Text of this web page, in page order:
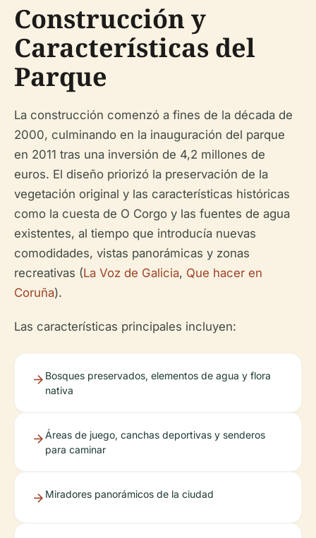
Construcción y
Características del
Parque
La construcción comenzó a fines de la década de
2000, culminando en la inauguración del parque
en 2011 tras una inversión de 4,2 millones de
euros. El diseño priorizó la preservación de la
vegetación original y las características históricas
como la cuesta de O Corgo y las fuentes de agua
existentes, al tiempo que introducía nuevas
comodidades, vistas panorámicas y zonas
recreativas (La Voz de Galicia, Que hacer en
Coruña).
Las características principales incluyen:
Bosques preservados, elementos de agua y flora
nativa
Áreas de juego, canchas deportivas y senderos
para caminar
Miradores panorámicos de la ciudad